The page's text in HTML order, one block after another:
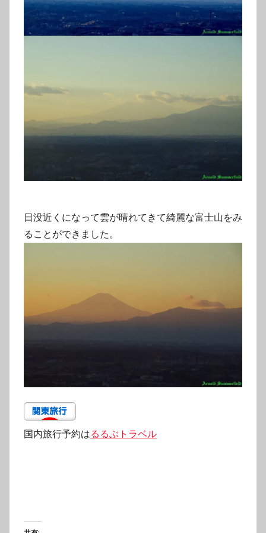
日没近くになって雲が晴れてきて綺麗な富士山をみ
ることができました。
国内旅行予約はるるぶトラベル